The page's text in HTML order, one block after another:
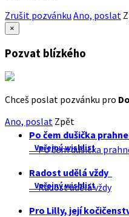
Zrušit pozvánku Ano, poslat
×
Pozvat blízkého
Chceš poslat pozvánku pro
Ano, poslat Zpět
Po čem dušička prahne
Veřejný wishlist
Po čem dušička
Radost udělá vždy
Veřejný wishlist
Radost udělá vždy
Pro Lilly, její